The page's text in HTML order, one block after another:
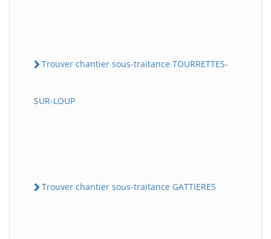
Trouver chantier sous-traitance TOURRETTES-
SUR-LOUP
Trouver chantier sous-traitance GATTIERES